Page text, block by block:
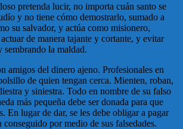
pretenda lucir, no importa cuán santo se
y no tiene cómo demostrarlo, sumado a
su salvador, y actúa como misionero,
de manera tajante y cortante, y evitar
sembrando la maldad.
amigos del dinero ajeno. Profesionales en
de quien tengan cerca. Mienten, roban,
y siniestra. Todo en nombre de su falso
más pequeña debe ser donada para que
En lugar de dar, se les debe obligar a pagar
conseguido por medio de sus falsedades.